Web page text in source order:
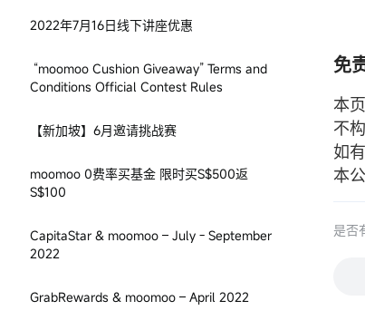
2022年7月16日线下讲座优惠
“moomoo Cushion Giveaway” Terms and
Conditions Official Contest Rules
【新加坡】6月邀请挑战赛
moomoo 0费率买基金 限时买S$500返
S$100
CapitaStar & moomoo – July - September
2022
GrabRewards & moomoo – April 2022
免
本
不
如
本
是否